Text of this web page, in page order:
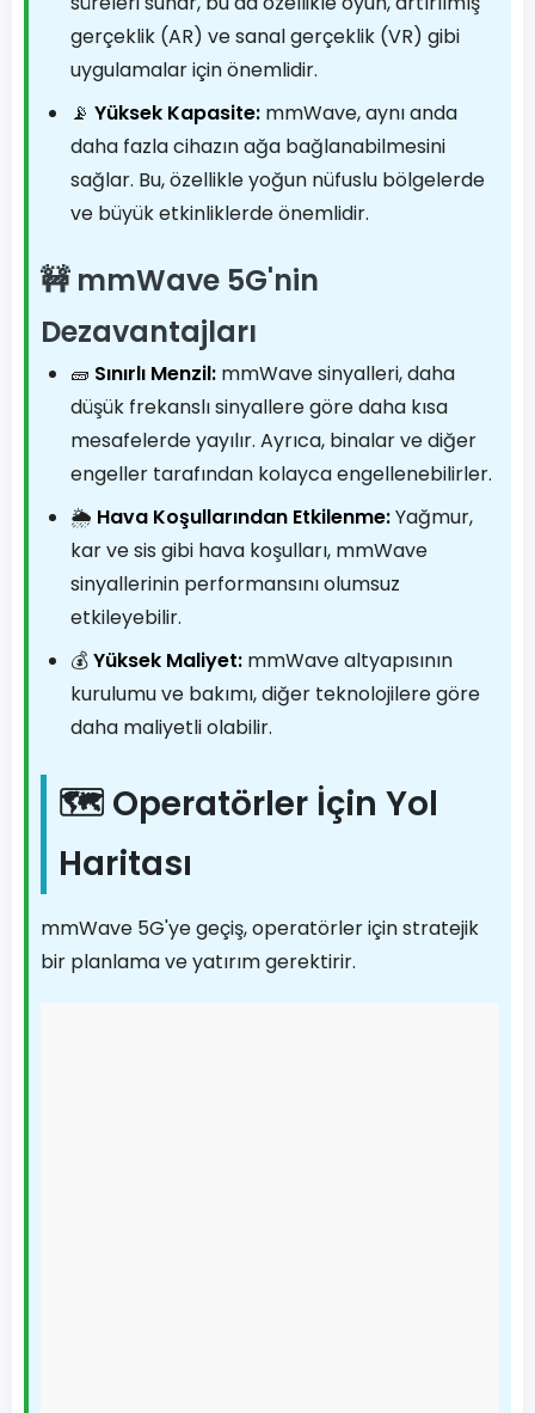
gerçeklik (AR) ve sanal gerçeklik (VR) gibi
uygulamalar için önemlidir.
📡 Yüksek Kapasite: mmWave, aynı anda
daha fazla cihazın ağa bağlanabilmesini
sağlar. Bu, özellikle yoğun nüfuslu bölgelerde
ve büyük etkinliklerde önemlidir.
🚧 mmWave 5G'nin
Dezavantajları
🧱 Sınırlı Menzil: mmWave sinyalleri, daha
düşük frekanslı sinyallere göre daha kısa
mesafelerde yayılır. Ayrıca, binalar ve diğer
engeller tarafından kolayca engellenebilirler.
🌦️ Hava Koşullarından Etkilenme:Yağmur,
kar ve sis gibi hava koşulları, mmWave
sinyallerinin performansını olumsuz
etkileyebilir.
💰Yüksek Maliyet: mmWave altyapısının
kurulumu ve bakımı, diğer teknolojilere göre
daha maliyetli olabilir.
🗺️ Operatörler İçin Yol
Haritası
mmWave 5G'ye geçiş, operatörler için stratejik
bir planlama ve yatırım gerektirir.